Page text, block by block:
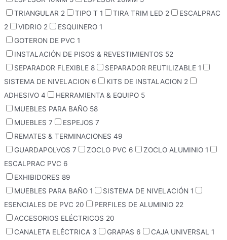
TRIANGULAR 2 TIPO T 1 TIRA TRIM LED 2
ESCALPRAC
2
VIDRIO 2 ESQUINERO 1
GOTERON DE PVC 1
INSTALACIÓN DE PISOS & REVESTIMIENTOS 52
SEPARADOR FLEXIBLE 8 SEPARADOR REUTILIZABLE 1
SISTEMA DE NIVELACION 6 KITS DE INSTALACION 2
ADHESIVO 4 HERRAMIENTA & EQUIPO 5
MUEBLES PARA BAÑO 58
MUEBLES 7 ESPEJOS 7
REMATES & TERMINACIONES 49
GUARDAPOLVOS 7 ZOCLO PVC 6 ZOCLO ALUMINIO 1
ESCALPRAC PVC 6
EXHIBIDORES 89
MUEBLES PARA BAÑO 1 SISTEMA DE NIVELACIÓN 1
ESENCIALES DE PVC 20 PERFILES DE ALUMINIO 22
ACCESORIOS ELÉCTRICOS 20
CANALETA ELÉCTRICA 3 GRAPAS 6 CAJA UNIVERSAL 1